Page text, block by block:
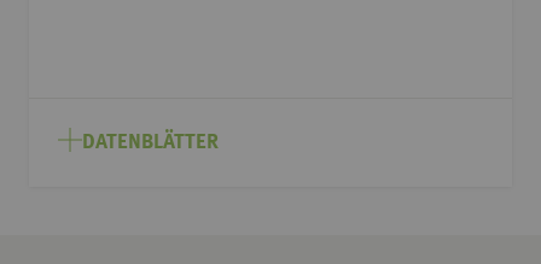
DATENBLÄTTER